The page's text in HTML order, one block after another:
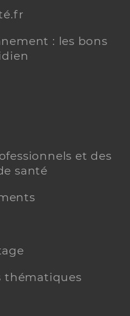
: les bons
et des
santé
thématiques